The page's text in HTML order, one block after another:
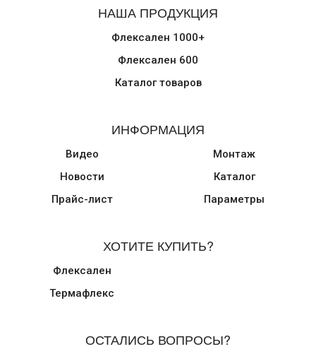
НАША ПРОДУКЦИЯ
Флексален 1000+
Флексален 600
Каталог товаров
ИНФОРМАЦИЯ
Видео
Новости
Прайс-лист
Монтаж
Каталог
Параметры
ХОТИТЕ КУПИТЬ?
Флексален
Термафлекс
ОСТАЛИСЬ ВОПРОСЫ?